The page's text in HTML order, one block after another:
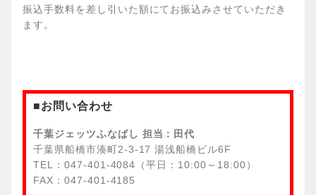
振込手数料を差し引いた額にてお振込みさせていただき
ます。
■お問い合わせ
千葉ジェッツふなばし 担当：田代
千葉県船橋市湊町2-3-17 湯浅船橋ビル6F
TEL：047-401-4084（平日：10:00～18:00）
FAX：047-401-4185